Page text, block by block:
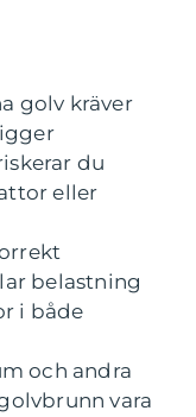
golv kräver
du
eller
belastning
i både
och andra
vara